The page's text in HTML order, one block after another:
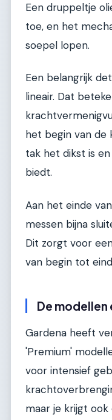
Een druppeltje
toe, en het
soepel lopen.
Een belangrijk
lineair. Dat
het begin van de
tak het dikst is
biedt.
Aan het einde
messen bijna
Dit zorgt voor
van begin tot
De modellen
Gardena heeft
'Premium'
voor intensief
maar je krijgt